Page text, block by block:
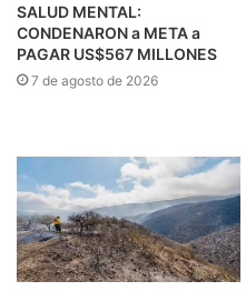
SALUD MENTAL:
CONDENARON a META a
PAGAR US$567 MILLONES
7 de agosto de 2026